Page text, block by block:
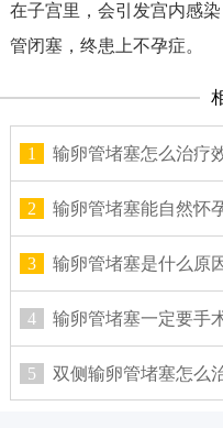
在子宫里，会引发宫内感
管闭塞，终患上不孕症。
1 输卵管堵塞怎么治疗
2 输卵管堵塞能自然怀
3 输卵管堵塞是什么原
4 输卵管堵塞一定要手
5 双侧输卵管堵塞怎么